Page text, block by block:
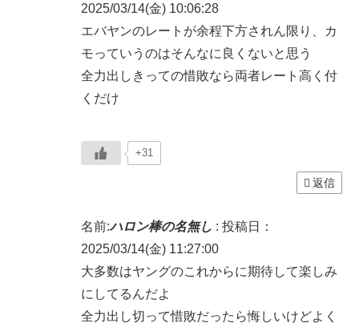
2025/03/14(金) 10:06:28
エバヤンのレートが余程下方されん限り、カ
モっていうのはそんなに良くないと思う
全力出しきっての惜敗なら両者レート高く付
くだけ
+31
返信
名前:ハロン棒の名無し : 投稿日：
2025/03/14(金) 11:27:00
大多数はヤングのこれからに期待して楽しみ
にしてるんだよ
全力出し切って惜敗だったら悔しいけどよく